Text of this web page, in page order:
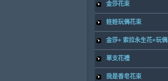
金莎花束
娃娃玩偶花束
金莎+ 索拉永生花+玩偶
單支花禮
我是香皂花束